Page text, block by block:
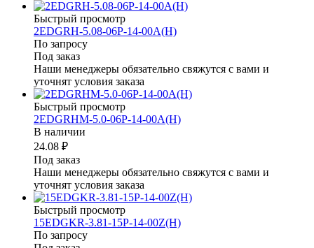
Быстрый просмотр
2EDGRH-5.08-06P-14-00A(H)
По запросу
Под заказ
Наши менеджеры обязательно свяжутся с вами и
уточнят условия заказа
Быстрый просмотр
2EDGRHM-5.0-06P-14-00A(H)
В наличии
24.08 ₽
Под заказ
Наши менеджеры обязательно свяжутся с вами и
уточнят условия заказа
Быстрый просмотр
15EDGKR-3.81-15P-14-00Z(H)
По запросу